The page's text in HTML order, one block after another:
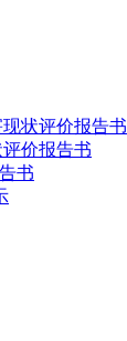
状评价报告书
价报告书
书